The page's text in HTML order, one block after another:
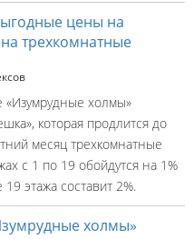
цены на
трехкомнатные
«Изумрудные холмы»
которая продлится до
месяц трехкомнатные
с 1 по 19 обойдутся на 1%
этажа составит 2%.
холмы»